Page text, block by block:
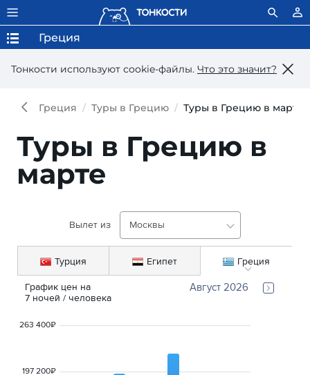
Тонкости используют сookie-файлы. Что это значит?
Греция
Греция Туры в Грецию Туры в Грецию в марте
Туры в Грецию в
марте
Вылет из Москвы
Турция Египет Греция
График цен на
7 ночей / человека
Август 2026
263 400₽
197 200₽